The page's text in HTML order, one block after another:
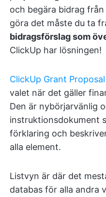
och begära bidrag
göra det måste du ta
bidragsförslag som
ClickUp har lösningen!
ClickUp Grant
valet när det gäller
Den är nybörjarvänlig
instruktionsdokument
förklaring och
alla element.
Listvyn är där det
databas för alla andra